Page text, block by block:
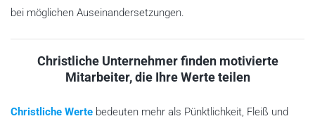
bei möglichen Auseinandersetzungen.
Christliche Unternehmer finden motivierte
Mitarbeiter, die Ihre Werte teilen
Christliche Werte bedeuten mehr als Pünktlichkeit, Fleiß und